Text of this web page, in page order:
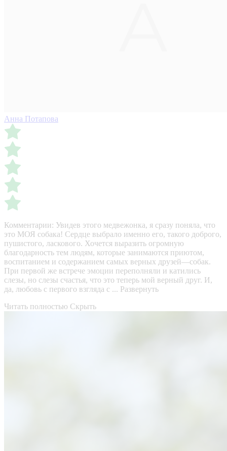
Анна Потапова
Комментарии: Увидев этого медвежонка, я сразу поняла, что
это МОЯ собака! Сердце выбрало именно его, такого доброго,
пушистого, ласкового. Хочется выразить огромную
благодарность тем людям, которые занимаются приютом,
воспитанием и содержанием самых верных друзей—собак.
При первой же встрече эмоции переполняли и катились
слезы, но слезы счастья, что это теперь мой верный друг. И,
да, любовь с первого взгляда с ... Развернуть
Читать полностью Скрыть